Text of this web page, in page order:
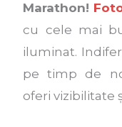
Marathon!
cu cele mai
iluminat.
pe timp de
oferi vizibilitate